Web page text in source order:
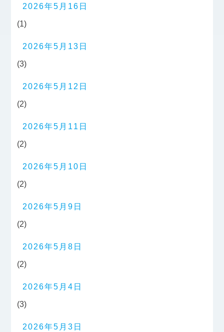
2026年5月16日
(1)
2026年5月13日
(3)
2026年5月12日
(2)
2026年5月11日
(2)
2026年5月10日
(2)
2026年5月9日
(2)
2026年5月8日
(2)
2026年5月4日
(3)
2026年5月3日